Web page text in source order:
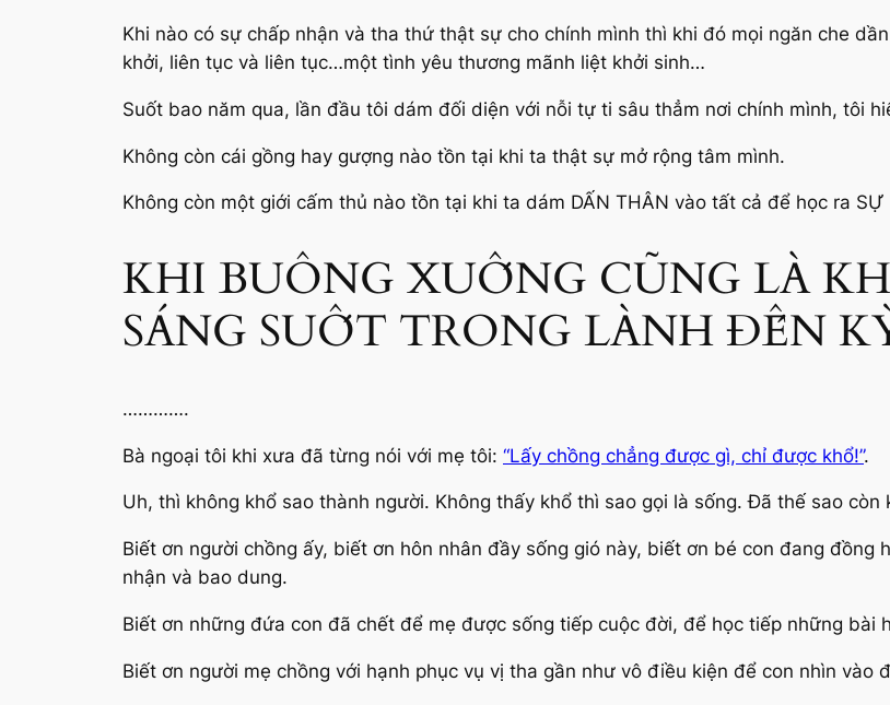
Khi nào có sự chấp nhận và tha thứ thật sự cho chính mình thì khi đó mọi ngăn che
khởi, liên tục và liên tục…một tình yêu thương mãnh liệt khởi sinh…
Suốt bao năm qua, lần đầu tôi dám đối diện với nỗi tự ti sâu thẳm nơi chính mình, tôi
Không còn cái gồng hay gượng nào tồn tại khi ta thật sự mở rộng tâm mình.
Không còn một giới cấm thủ nào tồn tại khi ta dám DẤN THÂN vào tất cả để học ra SỰ
KHI BUÔNG XUỐNG CŨNG LÀ
SÁNG SUỐT TRONG LÀNH ĐẾN
………….
Bà ngoại tôi khi xưa đã từng nói với mẹ tôi: “Lấy chồng chẳng được gì, chỉ được khổ!”.
Uh, thì không khổ sao thành người. Không thấy khổ thì sao gọi là sống. Đã thế sao còn
Biết ơn người chồng ấy, biết ơn hôn nhân đầy sống gió này, biết ơn bé con đang
nhận và bao dung.
Biết ơn những đứa con đã chết để mẹ được sống tiếp cuộc đời, để học tiếp những bài
Biết ơn người mẹ chồng với hạnh phục vụ vị tha gần như vô điều kiện để con nhìn vào